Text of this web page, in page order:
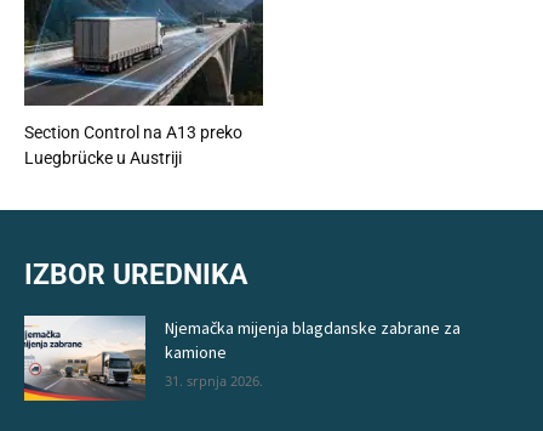
Section Control na A13 preko
Luegbrücke u Austriji
IZBOR UREDNIKA
Njemačka mijenja blagdanske zabrane za
kamione
31. srpnja 2026.